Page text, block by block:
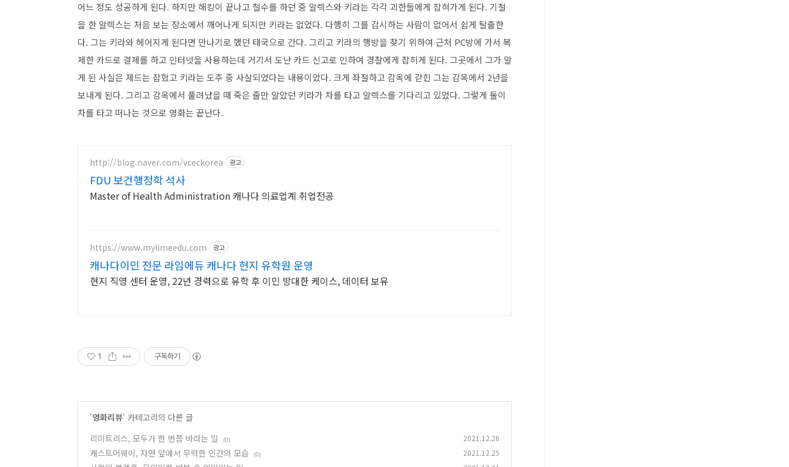
어느 정도 성공하게 된다. 하지만 해킹이 끝나고 철수를 하던 중 알렉스와 키라는 각각 괴한들에게 잡혀가게 된다. 기절
을 한 알렉스는 처음 보는 장소에서 깨어나게 되지만 키라는 없었다. 다행히 그를 감시하는 사람이 없어서 쉽게 탈출한
다. 그는 키라와 헤어지게 된다면 만나기로 했던 태국으로 간다. 그리고 키라의 행방을 찾기 위하여 근처 PC방에 가서 복
제한 카드로 결제를 하고 인터넷을 사용하는데 거기서 도난 카드 신고로 인하여 경찰에게 잡히게 된다. 그곳에서 그가 알
게 된 사실은 제드는 잡혔고 키라는 도주 중 사살되었다는 내용이었다. 크게 좌절하고 감옥에 갇힌 그는 감옥에서 2년을
보내게 된다. 그리고 감옥에서 풀려났을 때 죽은 줄만 알았던 키라가 차를 타고 알렉스를 기다리고 있었다. 그렇게 둘이
차를 타고 떠나는 것으로 영화는 끝난다.
http://blog.naver.com/vceckorea 광고
FDU 보건행정학 석사
Master of Health Administration 캐나다 의료업계 취업전공
https://www.mylimeedu.com 광고
캐나다이민 전문 라임에듀 캐나다 현지 유학원 운영
현지 직영 센터 운영, 22년 경력으로 유학 후 이민 방대한 케이스, 데이터 보유
1 구독하기
'영화리뷰' 카테고리의 다른 글
리미트리스, 모두가 한 번쯤 바라는 일
(0) 2021.12.26
캐스트어웨이, 자연 앞에서 무력한 인간의 모습 (0) 2021.12.25